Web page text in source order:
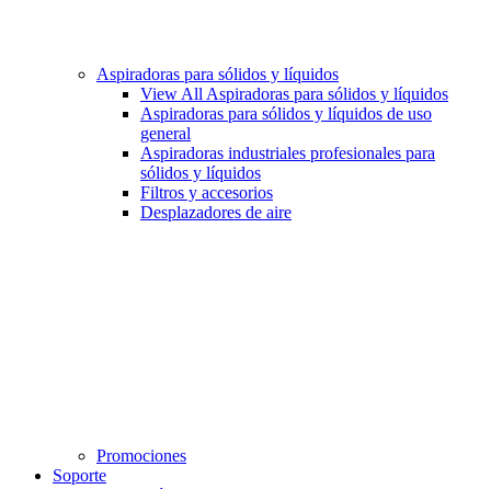
Aspiradoras para sólidos y líquidos
View All Aspiradoras para sólidos y líquidos
Aspiradoras para sólidos y líquidos de uso
general
Aspiradoras industriales profesionales para
sólidos y líquidos
Filtros y accesorios
Desplazadores de aire
Promociones
Soporte